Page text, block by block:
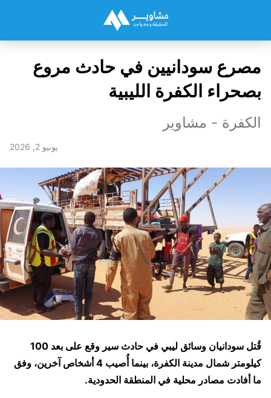
مصرع سودانيين في حادث مروع
بصحراء الكفرة الليبية
الكفرة - مشاوير
يونيو 2, 2026
قُتل سودانيان وسائق ليبي في حادث سير وقع على بعد 100
كيلومتر شمال مدينة الكفرة، بينما أُصيب 4 أشخاص آخرين، وفق
ما أفادت مصادر محلية في المنطقة الحدودية.